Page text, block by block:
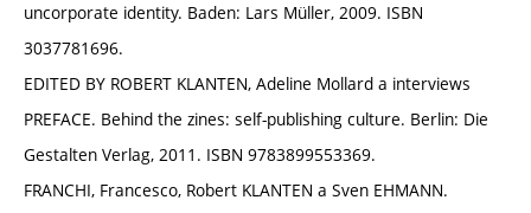
uncorporate identity. Baden: Lars Müller, 2009. ISBN
3037781696.
EDITED BY ROBERT KLANTEN, Adeline Mollard a interviews
PREFACE. Behind the zines: self-publishing culture. Berlin: Die
Gestalten Verlag, 2011. ISBN 9783899553369.
FRANCHI, Francesco, Robert KLANTEN a Sven EHMANN.